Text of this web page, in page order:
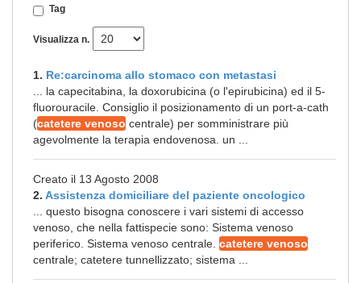
Tag
Visualizza n.
1. Re:carcinoma allo stomaco con metastasi
... la capecitabina, la doxorubicina (o l'epirubicina) ed il 5-
fluorouracile. Consiglio il posizionamento di un port-a-cath
(catetere venoso centrale) per somministrare più
agevolmente la terapia endovenosa. un ...
Creato il 13 Agosto 2008
2. Assistenza domiciliare del paziente oncologico
... questo bisogna conoscere i vari sistemi di accesso
venoso, che nella fattispecie sono: Sistema venoso
periferico. Sistema venoso centrale. catetere venoso
centrale; catetere tunnellizzato; sistema ...